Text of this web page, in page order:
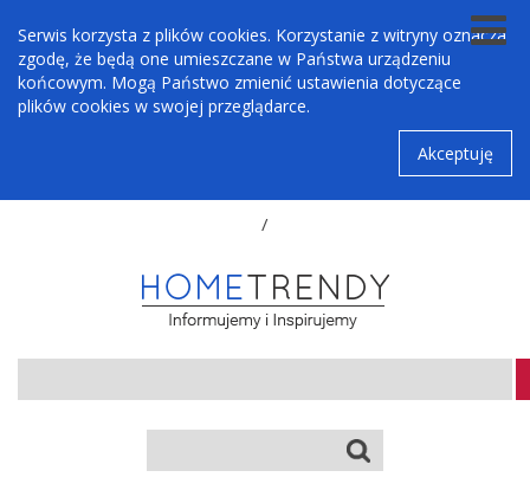
Serwis korzysta z plików cookies. Korzystanie z witryny oznacza
zgodę, że będą one umieszczane w Państwa urządzeniu
końcowym. Mogą Państwo zmienić ustawienia dotyczące
plików cookies w swojej przeglądarce.
Akceptuję
/